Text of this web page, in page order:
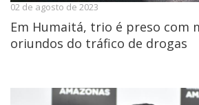
02 de agosto de 2023
Em Humaitá, trio é preso com
oriundos do tráfico de drogas